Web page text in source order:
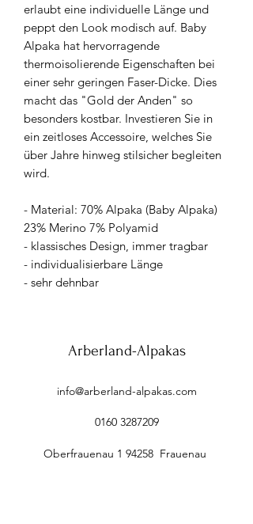
erlaubt eine individuelle Länge und
peppt den Look modisch auf. Baby
Alpaka hat hervorragende
thermoisolierende Eigenschaften bei
einer sehr geringen Faser-Dicke. Dies
macht das "Gold der Anden" so
besonders kostbar. Investieren Sie in
ein zeitloses Accessoire, welches Sie
über Jahre hinweg stilsicher begleiten
wird.
- Material: 70% Alpaka (Baby Alpaka)
23% Merino 7% Polyamid
- klassisches Design, immer tragbar
- individualisierbare Länge
- sehr dehnbar
Arberland-Alpakas
info@arberland-alpakas.com
0160 3287209
Oberfrauenau 1 94258 Frauenau